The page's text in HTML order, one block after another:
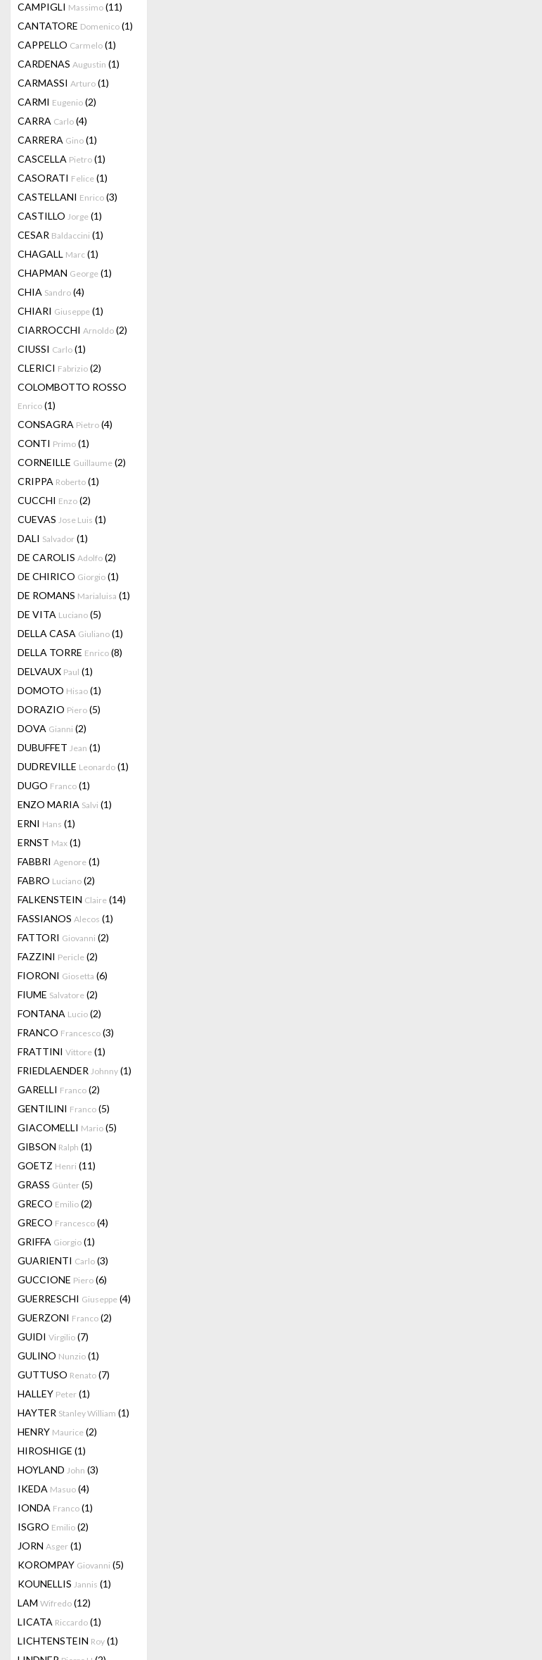
CAMPIGLI Massimo (11)
CANTATORE Domenico (1)
CAPPELLO Carmelo (1)
CARDENAS Augustin (1)
CARMASSI Arturo (1)
CARMI Eugenio (2)
CARRA Carlo (4)
CARRERA Gino (1)
CASCELLA Pietro (1)
CASORATI Felice (1)
CASTELLANI Enrico (3)
CASTILLO Jorge (1)
CESAR Baldaccini (1)
CHAGALL Marc (1)
CHAPMAN George (1)
CHIA Sandro (4)
CHIARI Giuseppe (1)
CIARROCCHI Arnoldo (2)
CIUSSI Carlo (1)
CLERICI Fabrizio (2)
COLOMBOTTO ROSSO
Enrico (1)
CONSAGRA Pietro (4)
CONTI Primo (1)
CORNEILLE Guillaume (2)
CRIPPA Roberto (1)
CUCCHI Enzo (2)
CUEVAS Jose Luis (1)
DALI Salvador (1)
DE CAROLIS Adolfo (2)
DE CHIRICO Giorgio (1)
DE ROMANS Marialuisa (1)
DE VITA Luciano (5)
DELLA CASA Giuliano (1)
DELLA TORRE Enrico (8)
DELVAUX Paul (1)
DOMOTO Hisao (1)
DORAZIO Piero (5)
DOVA Gianni (2)
DUBUFFET Jean (1)
DUDREVILLE Leonardo (1)
DUGO Franco (1)
ENZO MARIA Salvi (1)
ERNI Hans (1)
ERNST Max (1)
FABBRI Agenore (1)
FABRO Luciano (2)
FALKENSTEIN Claire (14)
FASSIANOS Alecos (1)
FATTORI Giovanni (2)
FAZZINI Pericle (2)
FIORONI Giosetta (6)
FIUME Salvatore (2)
FONTANA Lucio (2)
FRANCO Francesco (3)
FRATTINI Vittore (1)
FRIEDLAENDER Johnny (1)
GARELLI Franco (2)
GENTILINI Franco (5)
GIACOMELLI Mario (5)
GIBSON Ralph (1)
GOETZ Henri (11)
GRASS Günter (5)
GRECO Emilio (2)
GRECO Francesco (4)
GRIFFA Giorgio (1)
GUARIENTI Carlo (3)
GUCCIONE Piero (6)
GUERRESCHI Giuseppe (4)
GUERZONI Franco (2)
GUIDI Virgilio (7)
GULINO Nunzio (1)
GUTTUSO Renato (7)
HALLEY Peter (1)
HAYTER Stanley William (1)
HENRY Maurice (2)
HIROSHIGE (1)
HOYLAND John (3)
IKEDA Masuo (4)
IONDA Franco (1)
ISGRO Emilio (2)
JORN Asger (1)
KOROMPAY Giovanni (5)
KOUNELLIS Jannis (1)
LAM Wifredo (12)
LICATA Riccardo (1)
LICHTENSTEIN Roy (1)